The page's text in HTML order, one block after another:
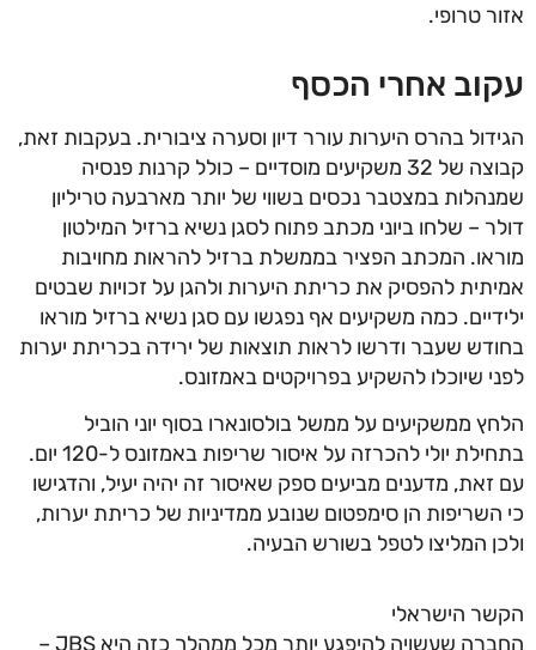
טרופי.
אחרי הכסף
בהרס היערות עורר דיון וסערה ציבורית. בעקבות זאת,
קבוצה של 32 משקיעים מוסדיים – כולל קרנות פנסיה
במצטבר נכסים בשווי של יותר מארבעה טריליון
– שלחו ביוני מכתב פתוח לסגן נשיא ברזיל המילטון
המכתב הפציר בממשלת ברזיל להראות מחויבות
להפסיק את כריתת היערות ולהגן על זכויות שבטים
כמה משקיעים אף נפגשו עם סגן נשיא ברזיל מוראו
שעבר ודרשו לראות תוצאות של ירידה בכריתת יערות
שיוכלו להשקיע בפרויקטים באמזונס.
ממשקיעים על ממשל בולסונארו בסוף יוני הוביל
בתחילת יולי להכרזה על איסור שריפות באמזונס ל-120 יום.
מדענים מביעים ספק שאיסור זה יהיה יעיל, והדגישו
הן סימפטום שנובע ממדיניות של כריתת יערות,
המליצו לטפל בשורש הבעיה.
הישראלי
החברה שעשויה להיפגע יותר מכל ממהלך כזה היא JBS –